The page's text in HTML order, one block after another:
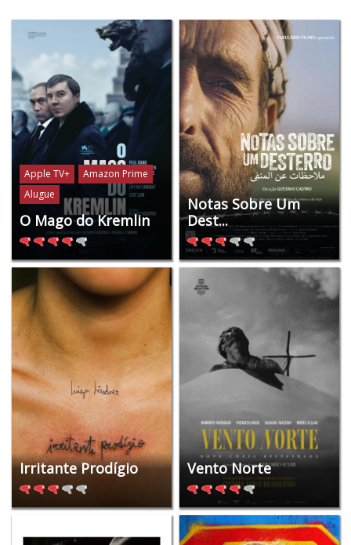
Apple TV+
Amazon Prime
Alugue
O Mago do Kremlin
Notas Sobre Um
Dest...
Irritante Prodígio Vento Norte